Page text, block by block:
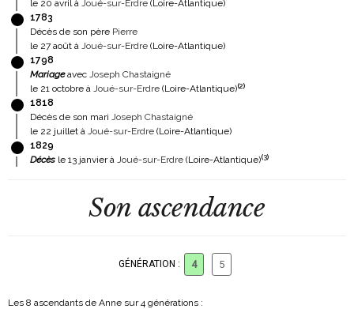
le 20 avril à Joué-sur-Erdre (Loire-Atlantique)
1783
Décès de son père Pierre
le 27 août à Joué-sur-Erdre (Loire-Atlantique)
1798
Mariageavec Joseph Chastaigné
le 21 octobre à Joué-sur-Erdre (Loire-Atlantique)(2)
1818
Décès de son mari Joseph Chastaigné
le 22 juillet à Joué-sur-Erdre (Loire-Atlantique)
1829
Décès le 13 janvier à Joué-sur-Erdre (Loire-Atlantique)(3)
Son ascendance
GÉNÉRATION : 4 5
Les 8 ascendants de Anne sur 4 générations :